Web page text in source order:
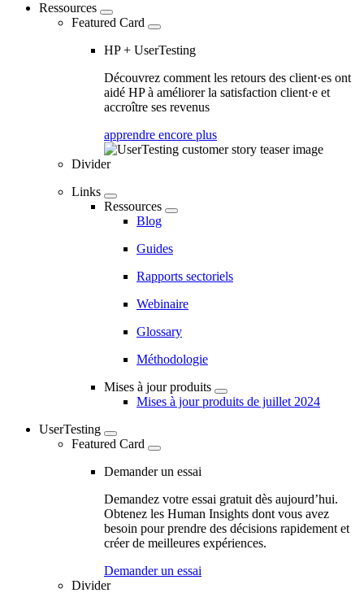
Ressources
Featured Card
HP + UserTesting
Découvrez comment les retours des client·es ont
aidé HP à améliorer la satisfaction client·e et
accroître ses revenus
apprendre encore plus
Divider
Links
Ressources
Blog
Guides
Rapports sectoriels
Webinaire
Glossary
Méthodologie
Mises à jour produits
Mises à jour produits de juillet 2024
UserTesting
Featured Card
Demander un essai
Demandez votre essai gratuit dès aujourd’hui.
Obtenez les Human Insights dont vous avez
besoin pour prendre des décisions rapidement et
créer de meilleures expériences.
Demander un essai
Divider